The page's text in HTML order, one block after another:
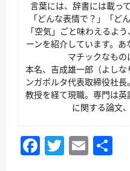
言葉には、辞書には載っ
「どんな表情で？」「ど
「空気」ごと味わえるよ
ーンを紹介しています。
マチックなもの
本名、吉成雄一郎（よし
ンガポルタ代表取締役社
教授を経て現職。専門は
に関する論文
Facebook
Twitter
Email